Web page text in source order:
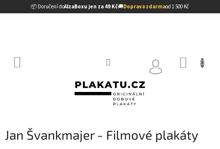
📦 Doručení doAlzaBoxu jen za 49 Kč🚚Doprava zdarmaod 1 500 Kč
na
Jan Švankmajer - Filmové plakáty